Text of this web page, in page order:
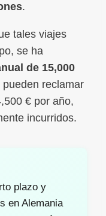
.
tales viajes
se ha
de 15,000
reclamar
€ por año,
incurridos.
plazo y
en Alemania